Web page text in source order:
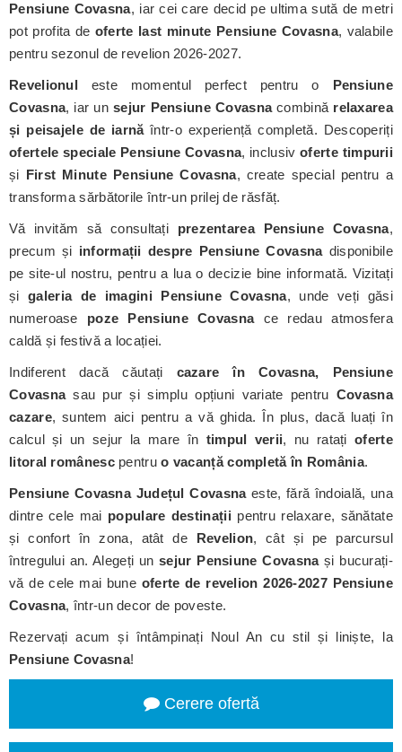
Pensiune Covasna, iar cei care decid pe ultima sută de metri
pot profita de oferte last minute Pensiune Covasna, valabile
pentru sezonul de revelion 2026-2027.
Revelionul este momentul perfect pentru o Pensiune
Covasna, iar unsejur Pensiune Covasnacombină relaxarea
și peisajele de iarnăîntr-o experiență completă. Descoperiți
ofertele speciale Pensiune Covasna, inclusivoferte timpurii
și First Minute Pensiune Covasna, create special pentru a
transforma sărbătorile într-un prilej de răsfăț.
Vă invităm să consultați prezentarea Pensiune Covasna,
precum și informații despre Pensiune Covasnadisponibile
pe site-ul nostru, pentru a lua o decizie bine informată. Vizitați
șigaleria de imagini Pensiune Covasna, unde veți găsi
numeroase poze Pensiune Covasnace redau atmosfera
caldă și festivă a locației.
Indiferent dacă căutați cazare în Covasna, Pensiune
Covasnasau pur și simplu opțiuni variate pentru Covasna
cazare, suntem aici pentru a vă ghida. În plus, dacă luați în
calcul și un sejur la mare în timpul verii, nu ratațioferte
litoral românescpentruo vacanță completă în România.
Pensiune Covasna Județul Covasnaeste, fără îndoială, una
dintre cele mai populare destinații pentru relaxare, sănătate
și confort în zona, atât de Revelion, cât și pe parcursul
întregului an. Alegeți unsejur Pensiune Covasnași bucurați-
vă de cele mai bune oferte de revelion 2026-2027 Pensiune
Covasna, într-un decor de poveste.
Rezervați acum și întâmpinați Noul An cu stil și liniște, la
Pensiune Covasna!
Cerere ofertă